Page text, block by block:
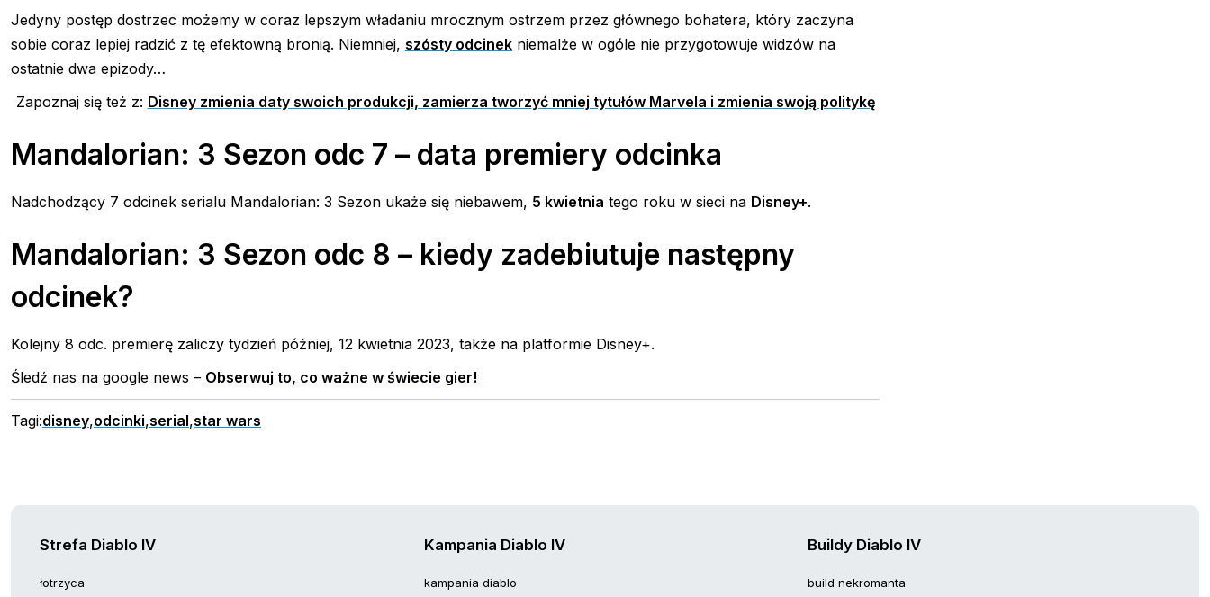
Jedyny postęp dostrzec możemy w coraz lepszym władaniu mrocznym ostrzem przez głównego bohatera, który zaczyna
sobie coraz lepiej radzić z tę efektowną bronią. Niemniej, szósty odcinek niemalże w ogóle nie przygotowuje widzów na
ostatnie dwa epizody…
Zapoznaj się też z: Disney zmienia daty swoich produkcji, zamierza tworzyć mniej tytułów Marvela i zmienia swoją politykę
Mandalorian: 3 Sezon odc 7 – data premiery odcinka
Nadchodzący 7 odcinek serialu Mandalorian: 3 Sezon ukaże się niebawem, 5 kwietnia tego roku w sieci na Disney+.
Mandalorian: 3 Sezon odc 8 – kiedy zadebiutuje następny
odcinek?
Kolejny 8 odc. premierę zaliczy tydzień później, 12 kwietnia 2023, także na platformie Disney+.
Śledź nas na google news – Obserwuj to, co ważne w świecie gier!
Tagi:disney,odcinki,serial,star wars
Strefa Diablo IV
łotrzyca
Kampania Diablo IV
kampania diablo
Buildy Diablo IV
build nekromanta